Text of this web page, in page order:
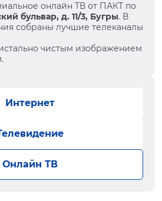
онлайн ТВ от ПАКТ по
бульвар, д. 11/3, Бугры. В
собраны лучшие телеканалы
чистым изображением
Интернет
Онлайн ТВ